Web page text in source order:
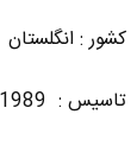
کشور : انگلستان
تاسیس : 1989